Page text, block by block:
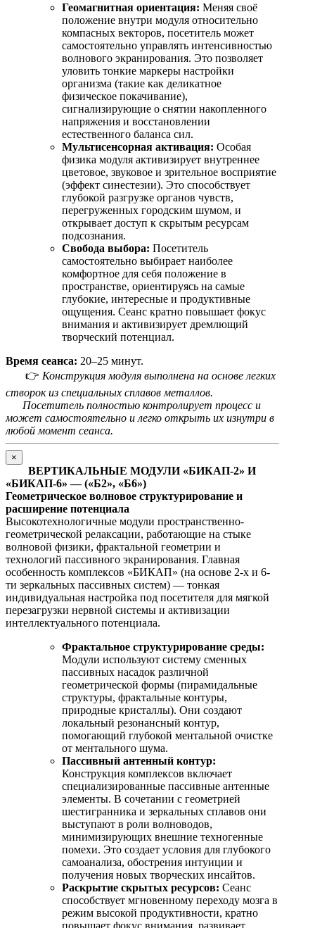
Геомагнитная ориентация: Меняя своё
положение внутри модуля относительно
компасных векторов, посетитель может
самостоятельно управлять интенсивностью
волнового экранирования. Это позволяет
уловить тонкие маркеры настройки
организма (такие как деликатное
физическое покачивание),
сигнализирующие о снятии накопленного
напряжения и восстановлении
естественного баланса сил.
Мультисенсорная активация: Особая
физика модуля активизирует внутреннее
цветовое, звуковое и зрительное восприятие
(эффект синестезии). Это способствует
глубокой разгрузке органов чувств,
перегруженных городским шумом, и
открывает доступ к скрытым ресурсам
подсознания.
Свобода выбора: Посетитель
самостоятельно выбирает наиболее
комфортное для себя положение в
пространстве, ориентируясь на самые
глубокие, интересные и продуктивные
ощущения. Сеанс кратно повышает фокус
внимания и активизирует дремлющий
творческий потенциал.
Время сеанса: 20–25 минут.
👉 Конструкция модуля выполнена на основе легких
створок из специальных сплавов металлов.
Посетитель полностью контролирует процесс и
может самостоятельно и легко открыть их изнутри в
любой момент сеанса.
×
ВЕРТИКАЛЬНЫЕ МОДУЛИ «БИКАП-2» И
«БИКАП-6» — («Б2», «Б6»)
Геометрическое волновое структурирование и
расширение потенциала
Высокотехнологичные модули пространственно-
геометрической релаксации, работающие на стыке
волновой физики, фрактальной геометрии и
технологий пассивного экранирования. Главная
особенность комплексов «БИКАП» (на основе 2-х и 6-
ти зеркальных пассивных систем) — тонкая
индивидуальная настройка под посетителя для мягкой
перезагрузки нервной системы и активизации
интеллектуального потенциала.
Фрактальное структурирование среды:
Модули используют систему сменных
пассивных насадок различной
геометрической формы (пирамидальные
структуры, фрактальные контуры,
природные кристаллы). Они создают
локальный резонансный контур,
помогающий глубокой ментальной очистке
от ментального шума.
Пассивный антенный контур:
Конструкция комплексов включает
специализированные пассивные антенные
элементы. В сочетании с геометрией
шестигранника и зеркальных сплавов они
выступают в роли волноводов,
минимизирующих внешние техногенные
помехи. Это создает условия для глубокого
самоанализа, обострения интуиции и
получения новых творческих инсайтов.
Раскрытие скрытых ресурсов: Сеанс
способствует мгновенному переходу мозга в
режим высокой продуктивности, кратно
повышает фокус внимания, развивает